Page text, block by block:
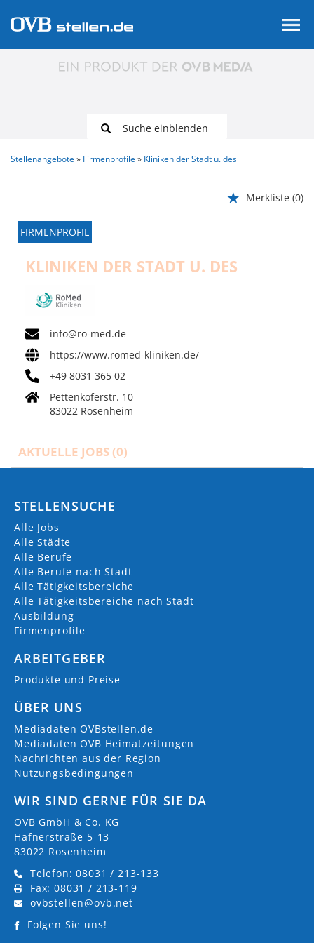
Suche einblenden
Stellenangebote Firmenprofile Kliniken der Stadt u. des
Merkliste (0)
FIRMENPROFIL
KLINIKEN DER STADT U. DES
info@ro-med.de
https://www.romed-kliniken.de/
+49 8031 365 02
Pettenkoferstr. 10
83022 Rosenheim
AKTUELLE JOBS (0)
STELLENSUCHE
Alle Jobs
Alle Städte
Alle Berufe
Alle Berufe nach Stadt
Alle Tätigkeitsbereiche
Alle Tätigkeitsbereiche nach Stadt
Ausbildung
Firmenprofile
ARBEITGEBER
Produkte und Preise
ÜBER UNS
Mediadaten OVBstellen.de
Mediadaten OVB Heimatzeitungen
Nachrichten aus der Region
Nutzungsbedingungen
WIR SIND GERNE FÜR SIE DA
OVB GmbH & Co. KG
Hafnerstraße 5-13
83022 Rosenheim
Telefon: 08031 / 213-133
Fax: 08031 / 213-119
ovbstellen@ovb.net
Folgen Sie uns!